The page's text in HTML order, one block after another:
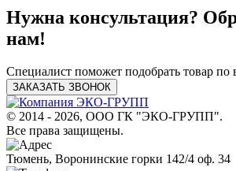
Нужна консультация?
нам!
Специалист поможет подобрать товар
ЗАКАЗАТЬ ЗВОНОК
© 2014 - 2026, ООО ГК "ЭКО-ГРУПП".
Все права защищены.
Тюмень, Воронинские горки 142/4 оф. 34